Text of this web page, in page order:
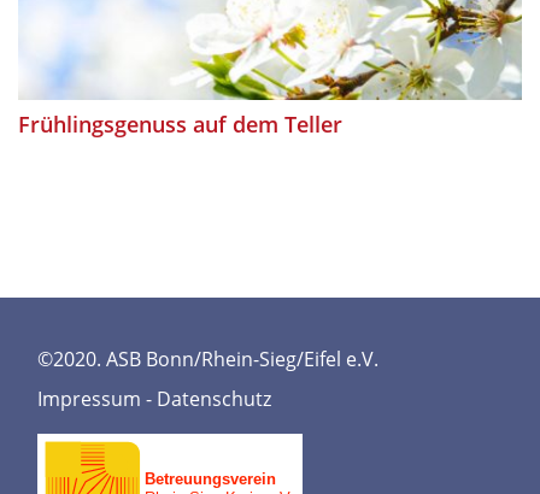
Frühlingsgenuss auf dem Teller
©2020. ASB Bonn/Rhein-Sieg/Eifel e.V.
Impressum - Datenschutz